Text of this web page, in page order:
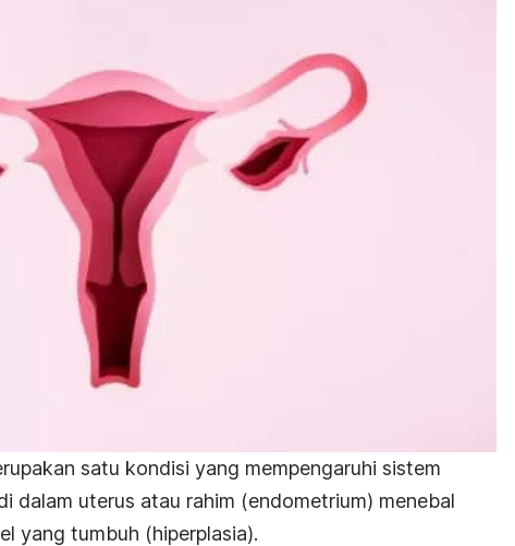
satu kondisi yang mempengaruhi sistem
dalam uterus atau rahim (endometrium) menebal
yang tumbuh (hiperplasia).